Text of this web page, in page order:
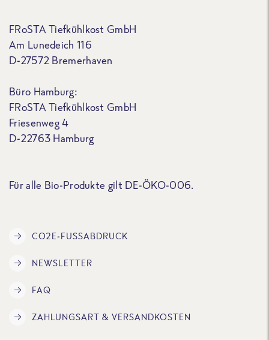
FRoSTA Tiefkühlkost GmbH
Am Lunedeich 116
D-27572 Bremerhaven
Büro Hamburg:
FRoSTA Tiefkühlkost GmbH
Friesenweg 4
D-22763 Hamburg
Für alle Bio-Produkte gilt DE-ÖKO-006.
CO2E-FUSSABDRUCK
NEWSLETTER
FAQ
ZAHLUNGSART & VERSANDKOSTEN